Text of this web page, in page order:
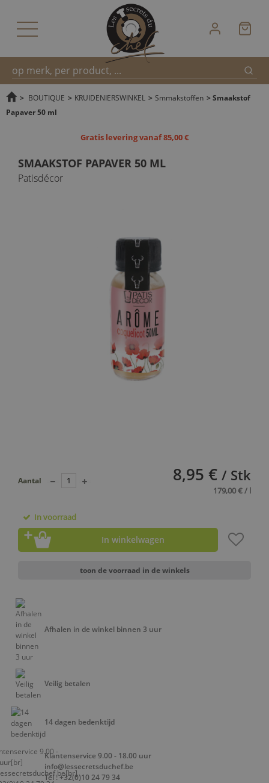
Snel
> BOUTIQUE > KRUIDENIERSWINKEL > Smmakstoffen > Smaakstof
Papaver 50 ml
Gratis levering vanaf 85,00 €
SMAAKSTOF PAPAVER 50 ML
Patisdécor
8,95 € / Stk
179,00 € / l
Aantal
In voorraad
In winkelwagen
toon de voorraad in de winkels
Afhalen in de winkel binnen 3 uur
Veilig betalen
14 dagen bedenktijd
Klantenservice 9.00 - 18.00 uur
info@lessecretsduchef.be
Tel : +32(0)10 24 79 34